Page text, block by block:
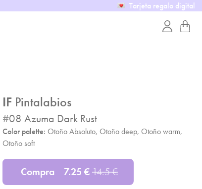
Tarjeta regalo digital
IFPintalabios
#08 Azuma Dark Rust
Color palette: Otoño Absoluto, Otoño deep, Otoño warm,
Otoño soft
Compra 7.25 €14.5€